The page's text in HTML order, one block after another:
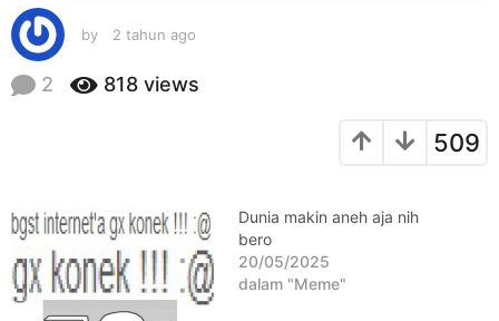
h
u
a
a
h
u
n
by 2 tahun ago
a
2 818 views
509
Dunia makin aneh aja nih
bero
20/05/2025
dalam "Meme"